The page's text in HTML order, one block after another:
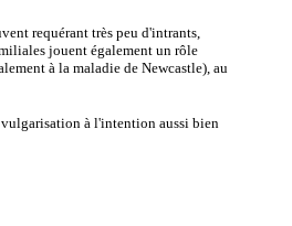
requérant très peu d'intrants,
jouent également un rôle
à la maladie de Newcastle), au
vulgarisation à l'intention aussi bien